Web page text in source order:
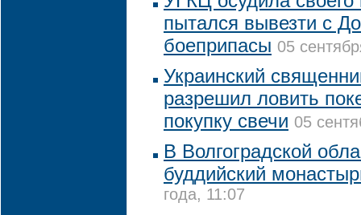
пытался вывезти с
боеприпасы 05
Украинский
разрешил ловить
покупку свечи 05
В Волгоградской
буддийский
года, 11:07